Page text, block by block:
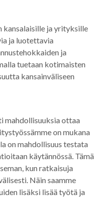
kansalaisille ja yrityksille
ja luotettavia
ja
tuetaan kotimaisten
kansainväliseen
mahdollisuuksia ottaa
on mukana
on mahdollisuus testata
käytännössä. Tämä
kun ratkaisuja
Näin saamme
lisäksi lisää työtä ja